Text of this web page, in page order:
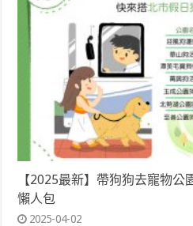
【2025最新】帶狗狗去寵物
懶人包
2025-04-02